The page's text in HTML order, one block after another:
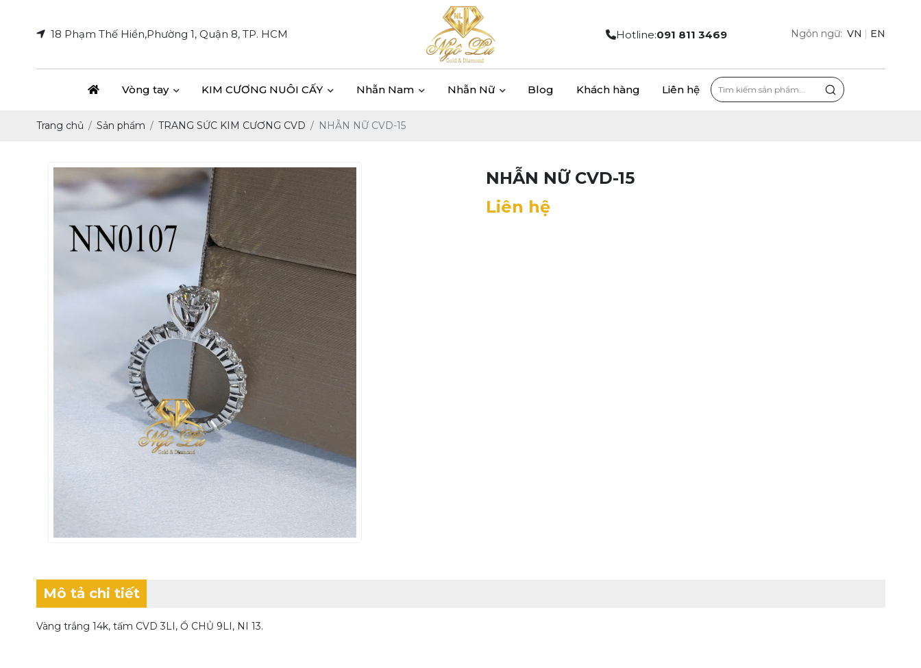
18 Phạm Thế Hiển,Phường 1, Quận 8, TP. HCM Hotline:091 811 3469 Ngôn ngữ: VN EN
Vòng tay KIM CƯƠNG NUÔI CẤY Nhẫn Nam Nhẫn Nữ Blog Khách hàng Liên hệ
Trang chủ Sản phẩm TRANG SỨC KIM CƯƠNG CVD NHẪN NỮ CVD-15
NHẪN NỮ CVD-15
Liên hệ
Mô tả chi tiết
Vàng trắng 14k, tấm CVD 3LI, Ổ CHỦ 9LI, NI 13.